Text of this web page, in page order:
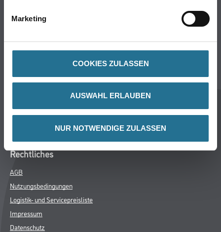
Marketing
COOKIES ZULASSEN
AUSWAHL ERLAUBEN
NUR NOTWENDIGE ZULASSEN
Gustav Knittel Farben
Unternehmen
Services
Karriere
Rechtliches
AGB
Nutzungsbedingungen
Logistik- und Servicepreisliste
Impressum
Datenschutz